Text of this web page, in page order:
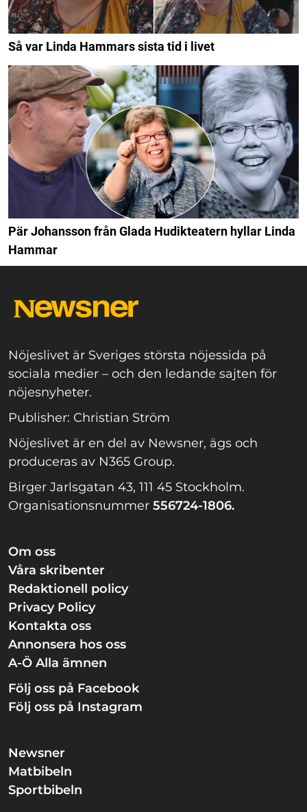
Så var Linda Hammars sista tid i livet
Pär Johansson från Glada Hudikteatern hyllar Linda
Hammar
Nöjeslivet är Sveriges största nöjessida på
sociala medier – och den ledande sajten för
nöjesnyheter.
Publisher: Christian Ström
Nöjeslivet är en del av Newsner, ägs och
produceras av N365 Group.
Birger Jarlsgatan 43, 111 45 Stockholm.
Organisationsnummer 556724-1806.
Om oss
Våra skribenter
Redaktionell policy
Privacy Policy
Kontakta oss
Annonsera hos oss
A-Ö Alla ämnen
Följ oss på Facebook
Följ oss på Instagram
Newsner
Matbibeln
Sportbibeln